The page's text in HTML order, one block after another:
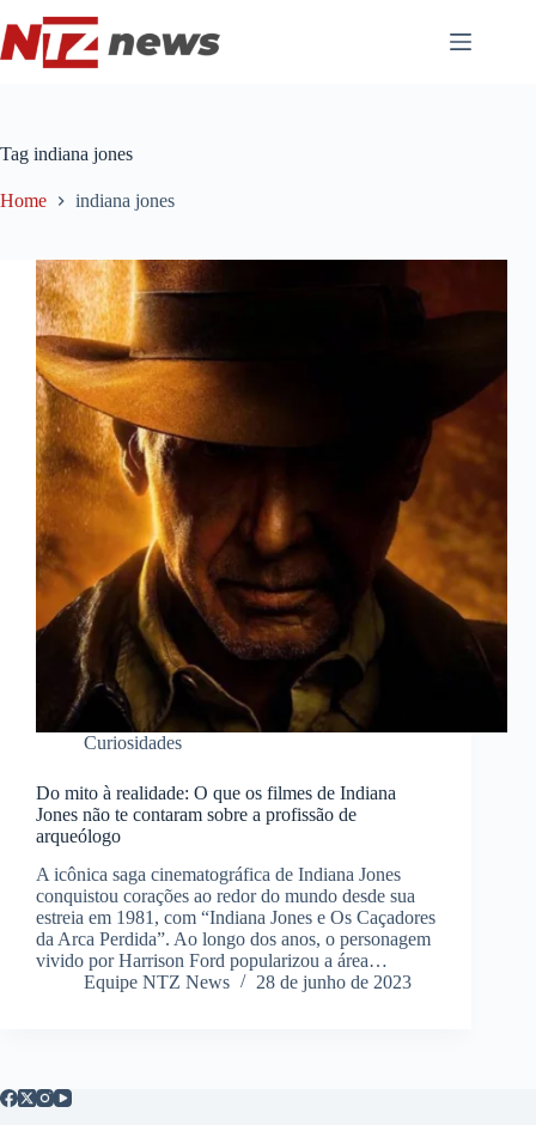
para
o
conteúdo
Tag indiana jones
Home indiana jones
Curiosidades
Do mito à realidade: O que os filmes de Indiana
Jones não te contaram sobre a profissão de
arqueólogo
A icônica saga cinematográfica de Indiana Jones
conquistou corações ao redor do mundo desde sua
estreia em 1981, com “Indiana Jones e Os Caçadores
da Arca Perdida”. Ao longo dos anos, o personagem
vivido por Harrison Ford popularizou a área…
Equipe NTZ News
28 de junho de 2023